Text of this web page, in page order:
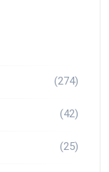
(274)
(42)
(25)